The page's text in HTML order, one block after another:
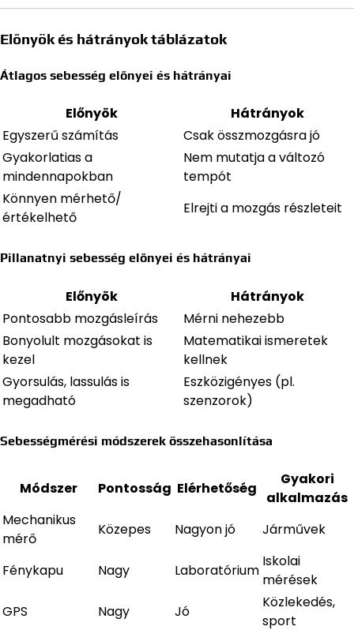
Előnyök és hátrányok táblázatok
Átlagos sebesség előnyei és hátrányai
Előnyök
Hátrányok
Egyszerű számítás
Csak összmozgásra jó
Gyakorlatias a
mindennapokban
Nem mutatja a változó
tempót
Könnyen mérhető/
értékelhető
Elrejti a mozgás részleteit
Pillanatnyi sebesség előnyei és hátrányai
Előnyök
Hátrányok
Pontosabb mozgásleírás
Mérni nehezebb
Bonyolult mozgásokat is
kezel
Matematikai ismeretek
kellnek
Gyorsulás, lassulás is
megadható
Eszközigényes (pl.
szenzorok)
Sebességmérési módszerek összehasonlítása
Módszer Pontosság Elérhetőség
Gyakori
alkalmazás
Mechanikus
mérő
Közepes Nagyon jó Járművek
Fénykapu Nagy Laboratórium
Iskolai
mérések
GPS
Nagy Jó
Közlekedés,
sport